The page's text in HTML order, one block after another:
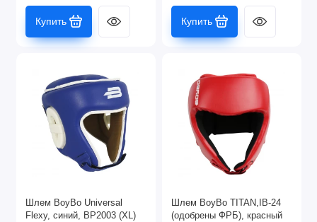
Купить Купить
Шлем BoyBo Universal
Flexy, синий, BP2003 (XL)
Шлем BoyBo TITAN,IB-24
(одобрены ФРБ), красный